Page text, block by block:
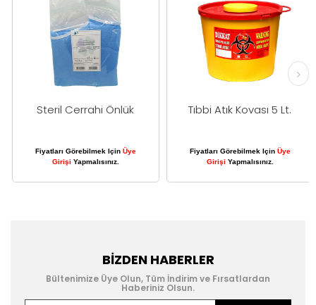
Steril Cerrahi Önlük
Fiyatları Görebilmek IçinÜye
GirişiYapmalısınız.
Tıbbi Atık Kovası 5 Lt.
Fiyatları Görebilmek IçinÜye
GirişiYapmalısınız.
BIZDEN HABERLER
Bültenimize Üye Olun, Tüm İndirim ve Fırsatlardan
Haberiniz Olsun.